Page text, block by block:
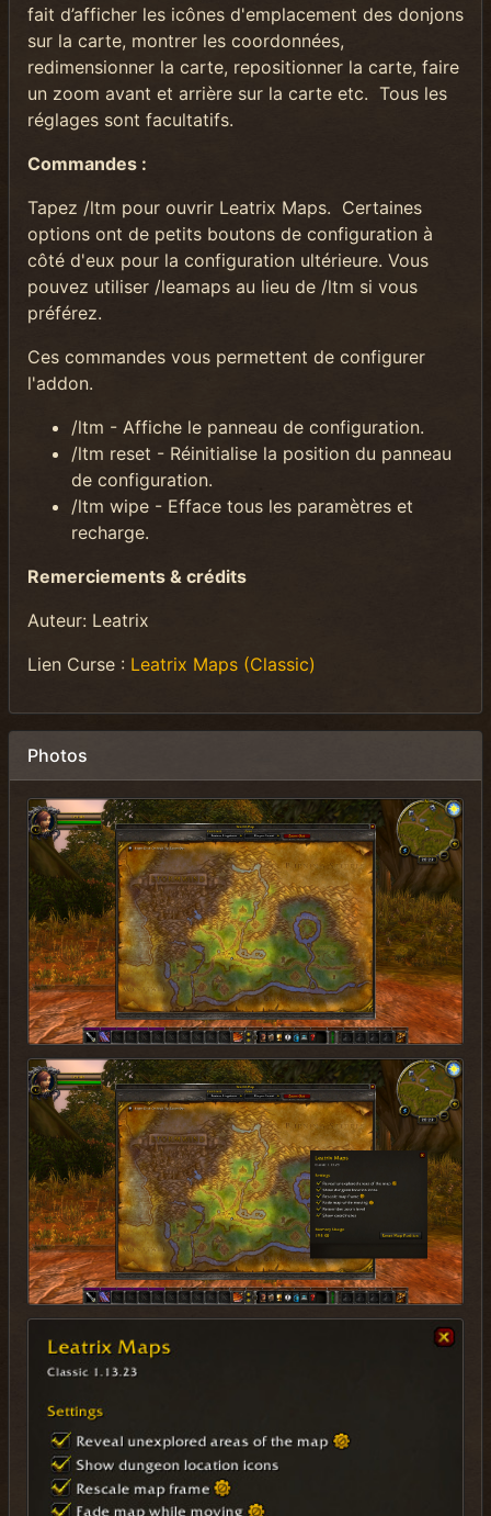
fait d’afficher les icônes d'emplacement des donjons
sur la carte, montrer les coordonnées,
redimensionner la carte, repositionner la carte, faire
un zoom avant et arrière sur la carte etc. Tous les
réglages sont facultatifs.
Commandes :
Tapez /ltm pour ouvrir Leatrix Maps. Certaines
options ont de petits boutons de configuration à
côté d'eux pour la configuration ultérieure. Vous
pouvez utiliser /leamaps au lieu de /ltm si vous
préférez.
Ces commandes vous permettent de configurer
l'addon.
/ltm - Affiche le panneau de configuration.
/ltm reset - Réinitialise la position du panneau
de configuration.
/ltm wipe - Efface tous les paramètres et
recharge.
Remerciements & crédits
Auteur: Leatrix
Lien Curse : Leatrix Maps (Classic)
Photos